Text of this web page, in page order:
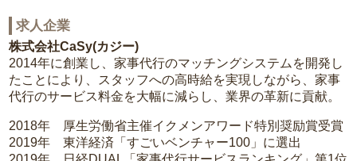
求人企業
株式会社CaSy(カジー)
2014年に創業し、家事代行のマッチングシステムを開発し
たことにより、スタッフへの高時給を実現しながら、家事
代行のサービス料金を大幅に減らし、業界の革新に貢献。
2018年 厚生労働省主催イクメンアワード特別奨励賞受賞
2019年 東洋経済「すごいベンチャー100」に選出